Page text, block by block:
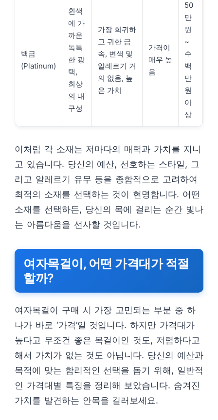
백금
(Platinum)
흰색
에 가
까운
독특
한 광
택,
최상
의 내
구성
가장 희귀하
고 귀한 금
속, 변색 및
알레르기 거
의 없음, 높
은 가치
가격이
매우 높
음
50
만
원
~
수
백
만
원
이
상
이처럼 각 소재는 저마다의 매력과 가치를 지니
고 있습니다. 당신의 예산, 선호하는 스타일, 그
리고 알레르기 유무 등을 종합적으로 고려하여
최적의 소재를 선택하는 것이 현명합니다. 어떤
소재를 선택하든, 당신의 목에 걸리는 순간 빛나
는 아름다움을 선사할 것입니다.
여자목걸이, 어떤 가격대가 적절
할까?
여자목걸이 구매 시 가장 고민되는 부분 중 하
나가 바로 ‘가격’일 것입니다. 하지만 가격대가
높다고 무조건 좋은 목걸이인 것도, 저렴하다고
해서 가치가 없는 것도 아닙니다. 당신의 예산과
목적에 맞는 합리적인 선택을 돕기 위해, 일반적
인 가격대별 특징을 정리해 보았습니다. 숨겨진
가치를 발견하는 안목을 길러보세요.